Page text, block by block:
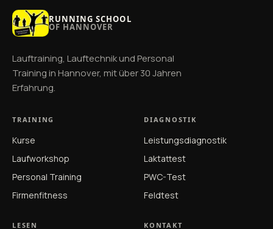
RUNNING SCHOOL
OF HANNOVER
Lauftraining, Lauftechnik und Personal
Training in Hannover, mit über 30 Jahren
Erfahrung.
TRAINING
Kurse
Laufworkshop
Personal Training
Firmenfitness
DIAGNOSTIK
Leistungsdiagnostik
Laktattest
PWC-Test
Feldtest
LESEN KONTAKT